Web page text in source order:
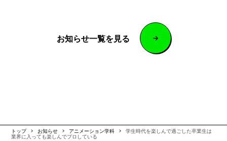
お知らせ一覧を見る
トップ お知らせ アニメーション学科 学生時代を楽しんで過ごした卒業生は
業界に入っても楽しんでプロしている